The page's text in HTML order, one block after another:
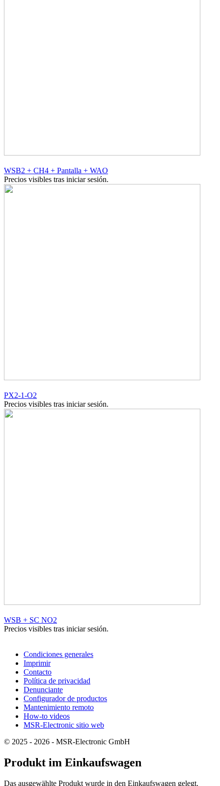
WSB2 + CH4 + Pantalla + WAO
Precios visibles tras iniciar sesión.
PX2-1-O2
Precios visibles tras iniciar sesión.
WSB + SC NO2
Precios visibles tras iniciar sesión.
Condiciones generales
Imprimir
Contacto
Política de privacidad
Denunciante
Configurador de productos
Mantenimiento remoto
How-to videos
MSR-Electronic sitio web
© 2025 - 2026 - MSR-Electronic GmbH
Produkt im Einkaufswagen
Das ausgewählte Produkt wurde in den Einkaufswagen gelegt.